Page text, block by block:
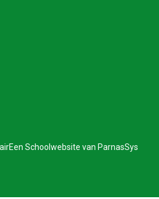
Een Schoolwebsite van ParnasSys